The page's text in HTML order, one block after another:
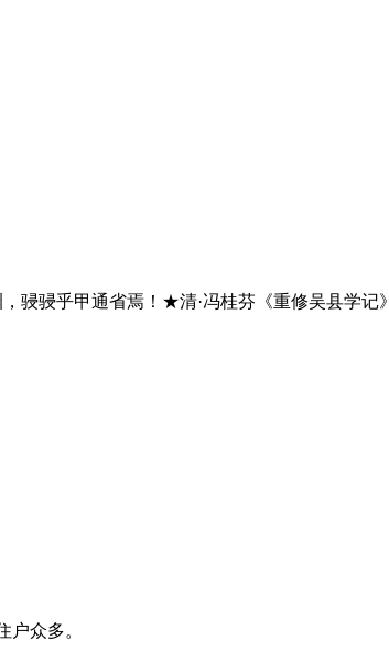
骎骎乎甲通省焉！★清·冯桂芬《重修吴县学记》
众多。